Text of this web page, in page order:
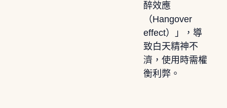
醉效應
（Hangover
effect）」，導
致白天精神不
濟，使用時需權
衡利弊。